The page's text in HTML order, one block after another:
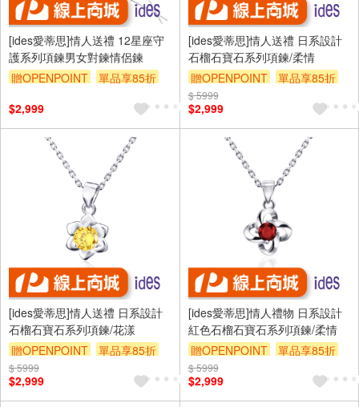
[ides愛蒂思]情人送禮 12星座守
護系列項鍊男女對鍊情侶鍊
贈OPENPOINT
單品享85折
$2,999
[ides愛蒂思]情人送禮 日系設計
石榴石寶石系列項鍊/柔情
贈OPENPOINT
單品享85折
$ 5999
$2,999
[ides愛蒂思]情人送禮 日系設計
石榴石寶石系列項鍊/花漾
贈OPENPOINT
單品享85折
$ 5999
$2,999
[ides愛蒂思]情人禮物 日系設計
紅色石榴石寶石系列項鍊/柔情
贈OPENPOINT
單品享85折
$ 5999
$2,999